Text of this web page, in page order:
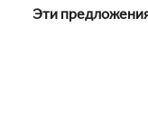
Эти